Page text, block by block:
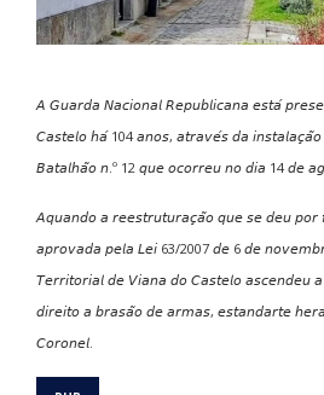
𝘈 𝘎𝘶𝘢𝘳𝘥𝘢 𝘕𝘢𝘤𝘪𝘰𝘯𝘢𝘭 𝘙𝘦𝘱𝘶𝘣𝘭𝘪𝘤𝘢𝘯𝘢 𝘦𝘴𝘵𝘢́
𝘊𝘢𝘴𝘵𝘦𝘭𝘰 𝘩𝘢́ 104 𝘢𝘯𝘰𝘴, 𝘢𝘵𝘳𝘢𝘷𝘦́𝘴 𝘥𝘢
𝘉𝘢𝘵𝘢𝘭𝘩𝘢̃𝘰 𝘯.º 12 𝘲𝘶𝘦 𝘰𝘤𝘰𝘳𝘳𝘦𝘶 𝘯𝘰 𝘥𝘪𝘢 14 𝘥𝘦
𝘈𝘲𝘶𝘢𝘯𝘥𝘰 𝘢 𝘳𝘦𝘦𝘴𝘵𝘳𝘶𝘵𝘶𝘳𝘢𝘤̧𝘢̃𝘰 𝘲𝘶𝘦 𝘴𝘦 𝘥𝘦𝘶 𝘱𝘰𝘳
𝘢𝘱𝘳𝘰𝘷𝘢𝘥𝘢 𝘱𝘦𝘭𝘢 𝘓𝘦𝘪 63/2007 𝘥𝘦 6 𝘥𝘦
𝘛𝘦𝘳𝘳𝘪𝘵𝘰𝘳𝘪𝘢𝘭 𝘥𝘦 𝘝𝘪𝘢𝘯𝘢 𝘥𝘰 𝘊𝘢𝘴𝘵𝘦𝘭𝘰 𝘢𝘴𝘤𝘦𝘯𝘥𝘦𝘶
𝘥𝘪𝘳𝘦𝘪𝘵𝘰 𝘢 𝘣𝘳𝘢𝘴𝘢̃𝘰 𝘥𝘦 𝘢𝘳𝘮𝘢𝘴, 𝘦𝘴𝘵𝘢𝘯𝘥𝘢𝘳𝘵𝘦
𝘊𝘰𝘳𝘰𝘯𝘦𝘭.